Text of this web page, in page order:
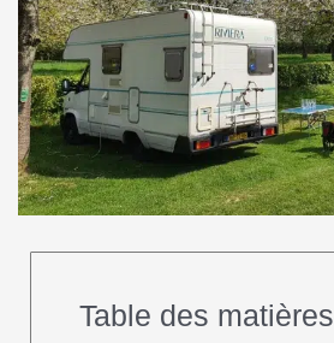
Table des matières